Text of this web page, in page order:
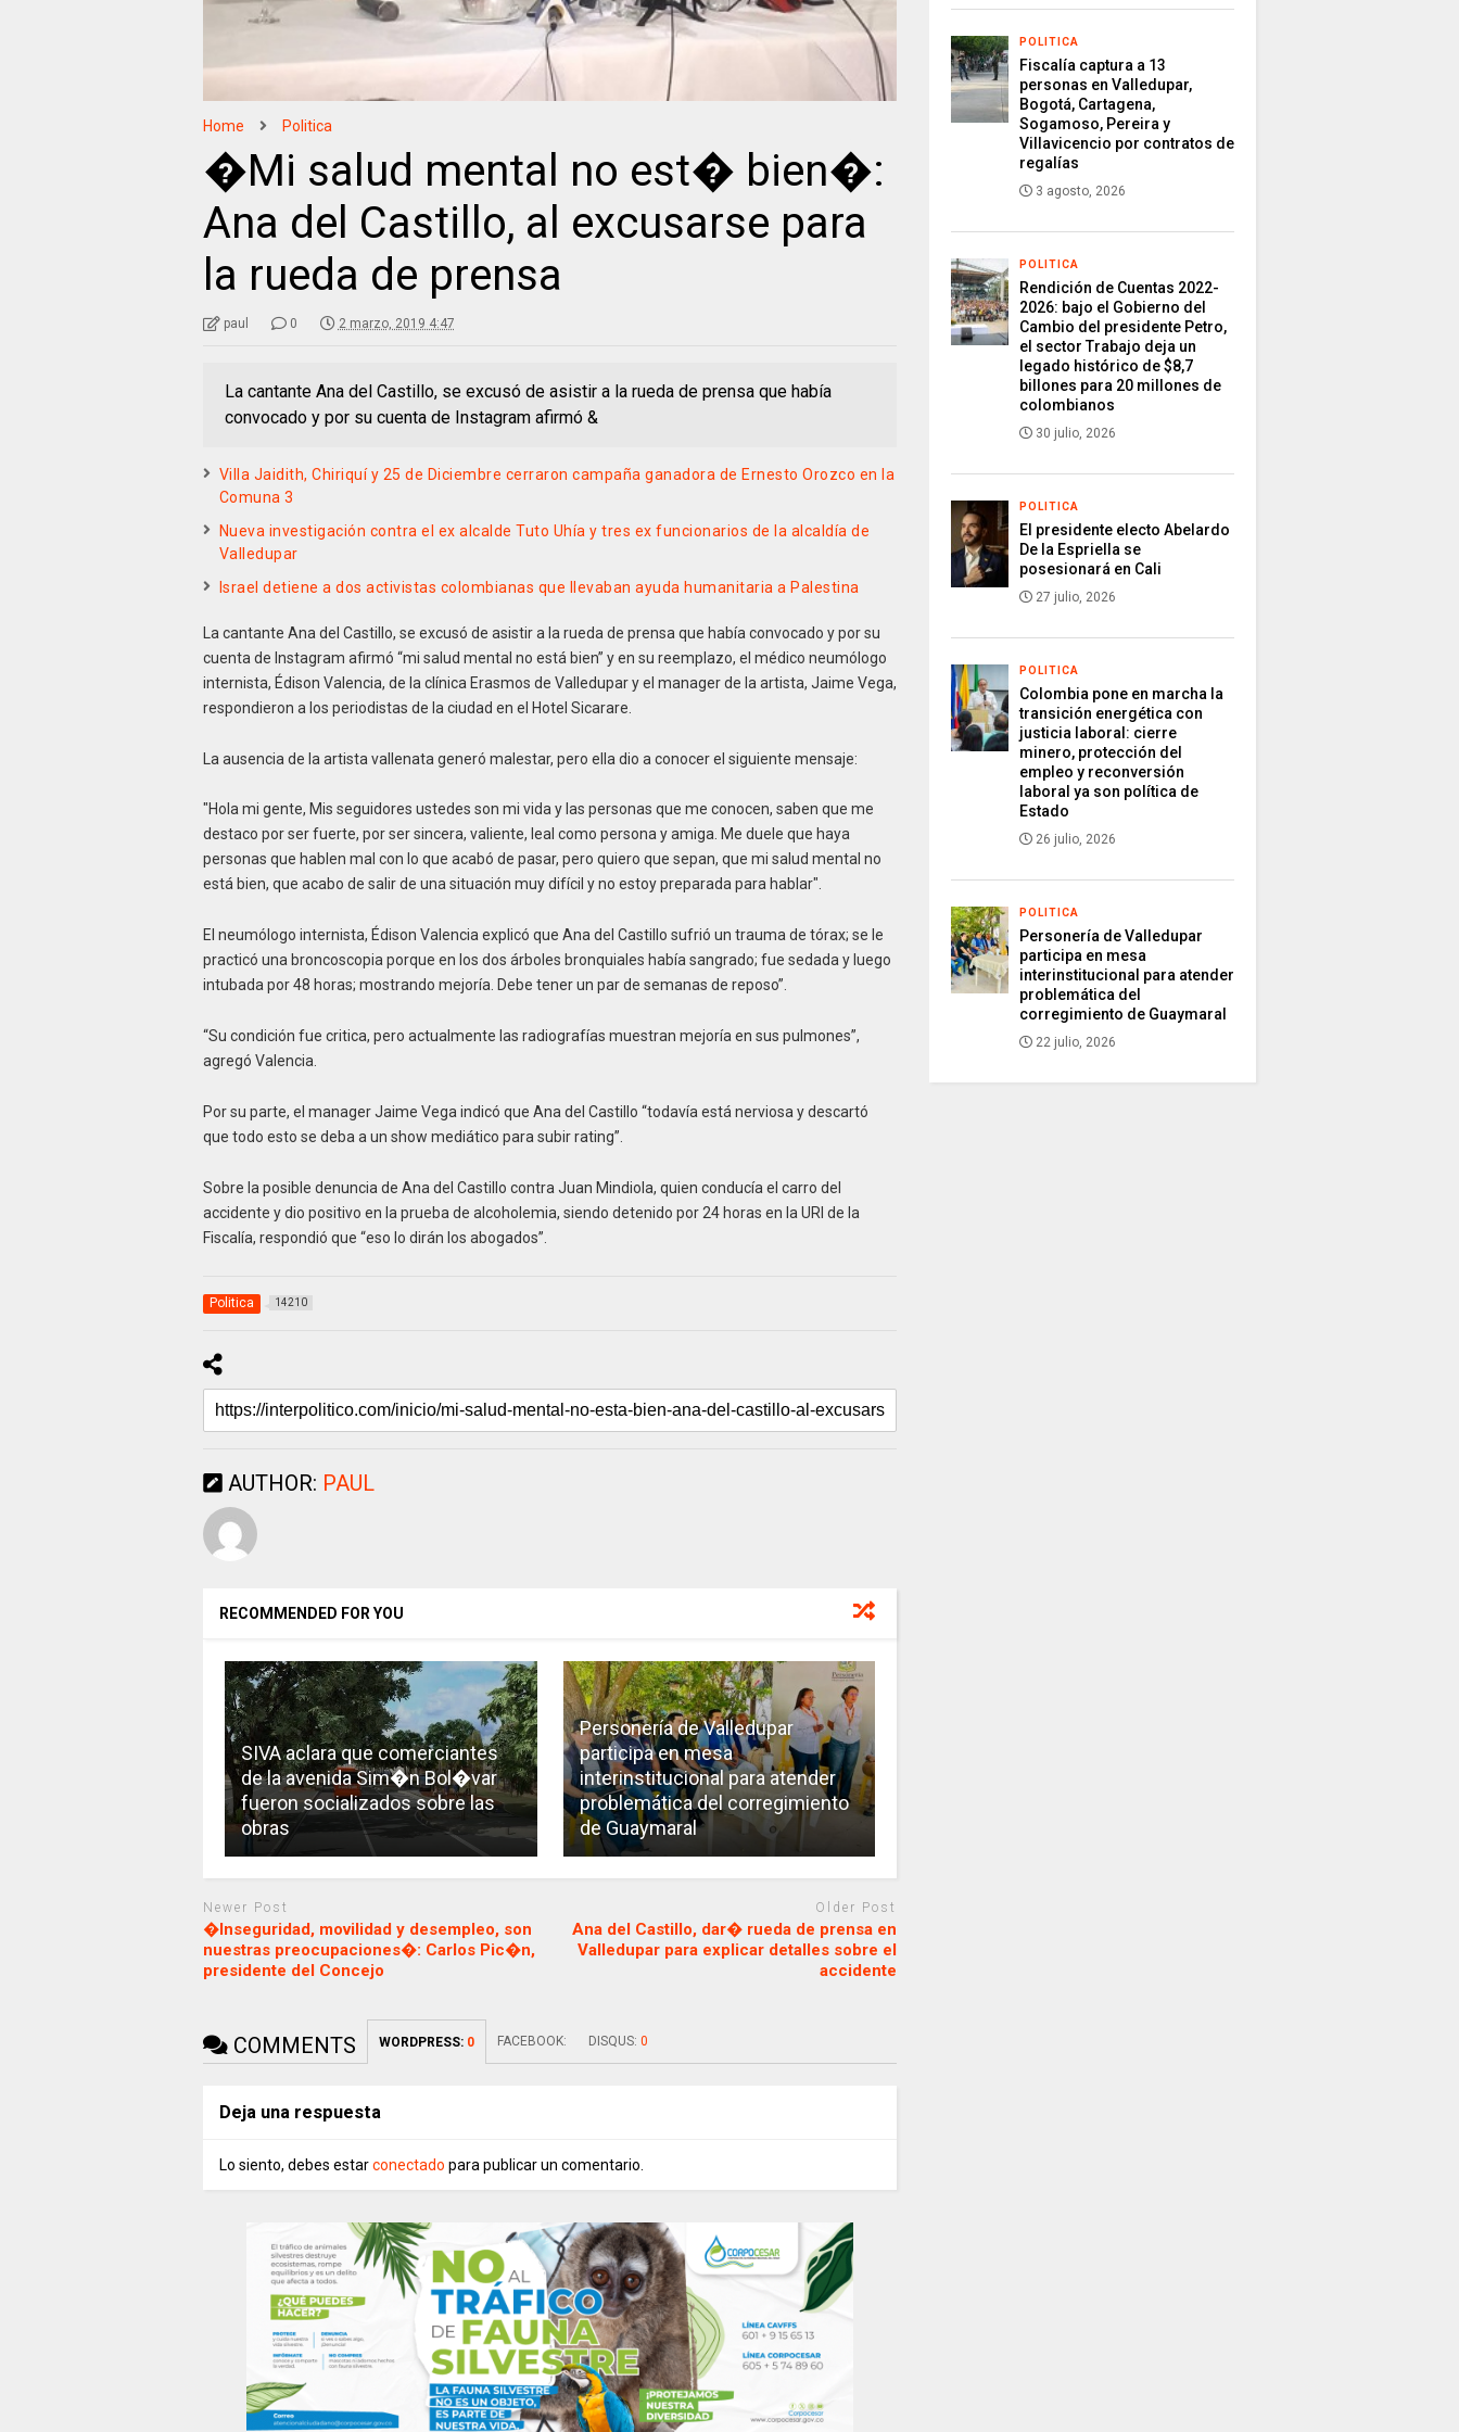
Home Politica
�Mi salud mental no est� bien�:
Ana del Castillo, al excusarse para
la rueda de prensa
paul 0 2 marzo, 2019 4:47
La cantante Ana del Castillo, se excusó de asistir a la rueda de prensa que había
convocado y por su cuenta de Instagram afirmó &
Villa Jaidith, Chiriquí y 25 de Diciembre cerraron campaña ganadora de Ernesto Orozco en la
Comuna 3
Nueva investigación contra el ex alcalde Tuto Uhía y tres ex funcionarios de la alcaldía de
Valledupar
Israel detiene a dos activistas colombianas que llevaban ayuda humanitaria a Palestina
La cantante Ana del Castillo, se excusó de asistir a la rueda de prensa que había convocado y por su
cuenta de Instagram afirmó “mi salud mental no está bien” y en su reemplazo, el médico neumólogo
internista, Édison Valencia, de la clínica Erasmos de Valledupar y el manager de la artista, Jaime Vega,
respondieron a los periodistas de la ciudad en el Hotel Sicarare.
La ausencia de la artista vallenata generó malestar, pero ella dio a conocer el siguiente mensaje:
"Hola mi gente, Mis seguidores ustedes son mi vida y las personas que me conocen, saben que me
destaco por ser fuerte, por ser sincera, valiente, leal como persona y amiga. Me duele que haya
personas que hablen mal con lo que acabó de pasar, pero quiero que sepan, que mi salud mental no
está bien, que acabo de salir de una situación muy difícil y no estoy preparada para hablar".
El neumólogo internista, Édison Valencia explicó que Ana del Castillo sufrió un trauma de tórax; se le
practicó una broncoscopia porque en los dos árboles bronquiales había sangrado; fue sedada y luego
intubada por 48 horas; mostrando mejoría. Debe tener un par de semanas de reposo”.
“Su condición fue critica, pero actualmente las radiografías muestran mejoría en sus pulmones”,
agregó Valencia.
Por su parte, el manager Jaime Vega indicó que Ana del Castillo “todavía está nerviosa y descartó
que todo esto se deba a un show mediático para subir rating”.
Sobre la posible denuncia de Ana del Castillo contra Juan Mindiola, quien conducía el carro del
accidente y dio positivo en la prueba de alcoholemia, siendo detenido por 24 horas en la URI de la
Fiscalía, respondió que “eso lo dirán los abogados”.
Politica 14210
AUTHOR: PAUL
RECOMMENDED FOR YOU
SIVA aclara que comerciantes
de la avenida Sim�n Bol�var
fueron socializados sobre las
obras
Personería de Valledupar
participa en mesa
interinstitucional para atender
problemática del corregimiento
de Guaymaral
Newer Post
�Inseguridad, movilidad y desempleo, son
nuestras preocupaciones�: Carlos Pic�n,
presidente del Concejo
Older Post
Ana del Castillo, dar� rueda de prensa en
Valledupar para explicar detalles sobre el
accidente
COMMENTS WORDPRESS: 0 FACEBOOK: DISQUS: 0
Deja una respuesta
Lo siento, debes estarconectado para publicar un comentario.
POLITICA
Fiscalía captura a 13
personas en Valledupar,
Bogotá, Cartagena,
Sogamoso, Pereira y
Villavicencio por contratos de
regalías
3 agosto, 2026
POLITICA
Rendición de Cuentas 2022-
2026: bajo el Gobierno del
Cambio del presidente Petro,
el sector Trabajo deja un
legado histórico de $8,7
billones para 20 millones de
colombianos
30 julio, 2026
POLITICA
El presidente electo Abelardo
De la Espriella se
posesionará en Cali
27 julio, 2026
POLITICA
Colombia pone en marcha la
transición energética con
justicia laboral: cierre
minero, protección del
empleo y reconversión
laboral ya son política de
Estado
26 julio, 2026
POLITICA
Personería de Valledupar
participa en mesa
interinstitucional para atender
problemática del
corregimiento de Guaymaral
22 julio, 2026